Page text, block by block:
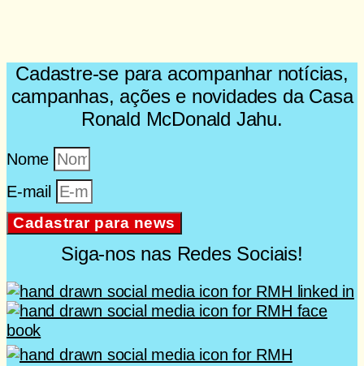
Cadastre-se para acompanhar notícias,
campanhas, ações e novidades da Casa
Ronald McDonald Jahu.
Nome
E-mail
Cadastrar para news
Siga-nos nas Redes Sociais!